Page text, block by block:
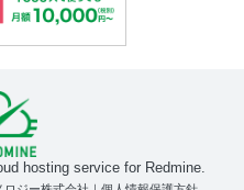
hosting service for Redmine.